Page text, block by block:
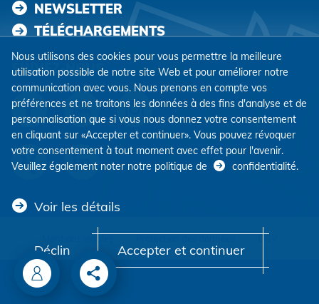
NEWSLETTER
TÉLÉCHARGEMENTS
SUIVEZ-NOUS
Nous utilisons des cookies pour vous permettre la meilleure
utilisation possible de notre site Web et pour améliorer notre
communication avec vous. Nous prenons en compte vos
préférences et ne traitons les données à des fins d'analyse et de
personnalisation que si vous nous donnez votre consentement
en cliquant sur «Accepter et continuer». Vous pouvez révoquer
votre consentement à tout moment avec effet pour l'avenir.
Veuillez également noter notre politique de
confidentialité.
Voir les détails
Déclin Accepter et continuer